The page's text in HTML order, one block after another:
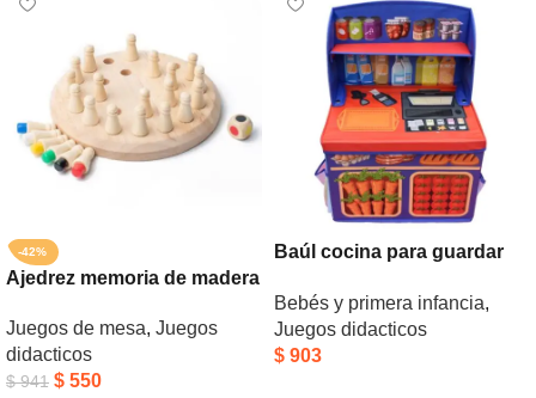
-42%
Ajedrez memoria de madera
Juegos de mesa, Juegos
didacticos
$941 $ 550
Baúl cocina para guardar
Bebés y primera infancia,
Juegos didacticos
$ 903